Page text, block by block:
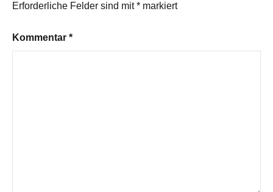
Erforderliche Felder sind mit* markiert
Kommentar *